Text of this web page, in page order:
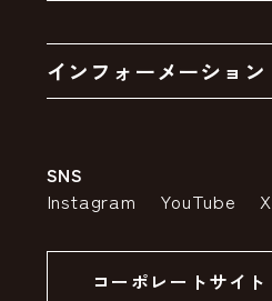
卸販売・大量注文
アウトレットセール
お支払いについて
インフォーメーション
特定商取引法の表示
SSLサーバー証明書とは
SNS
Instagram YouTube X
コーポレートサイト